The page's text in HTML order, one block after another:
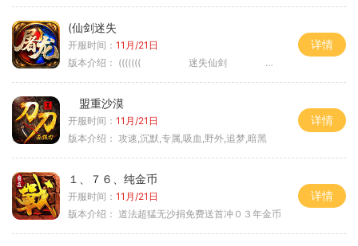
(仙剑迷失
开服时间： 11月/21日
版本介绍： ((((((( 迷失仙剑 )))))
详情
盟重沙漠
开服时间： 11月/21日
版本介绍： 攻速,沉默,专属,吸血,野外,追梦,暗黑
详情
１、７６、纯金币
开服时间： 11月/21日
版本介绍： 道法超猛无沙捐免费送首冲０３年金币
详情